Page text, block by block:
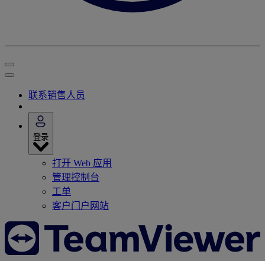
联系销售人员
登录
打开 Web 应用
管理控制台
工单
客户门户网站